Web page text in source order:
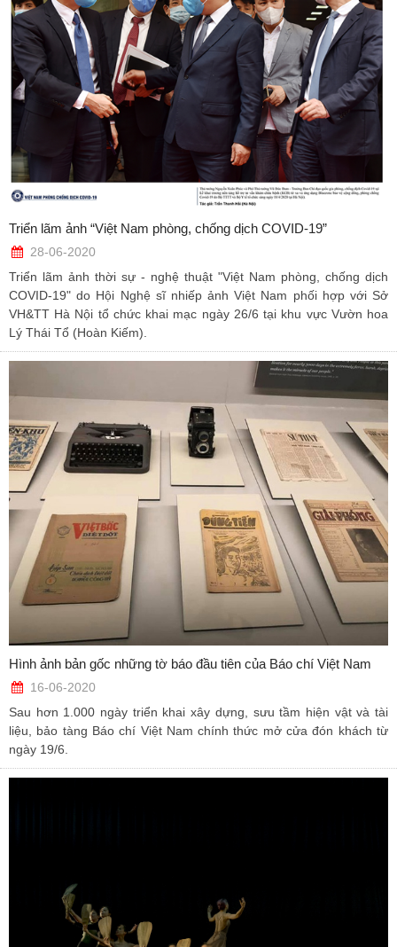
Triển lãm ảnh “Việt Nam phòng, chống dịch COVID-19”
28-06-2020
Triển lãm ảnh thời sự - nghệ thuật "Việt Nam phòng, chống dịch
COVID-19" do Hội Nghệ sĩ nhiếp ảnh Việt Nam phối hợp với Sở
VH&TT Hà Nội tổ chức khai mạc ngày 26/6 tại khu vực Vườn hoa
Lý Thái Tổ (Hoàn Kiếm).
Hình ảnh bản gốc những tờ báo đầu tiên của Báo chí Việt Nam
16-06-2020
Sau hơn 1.000 ngày triển khai xây dựng, sưu tầm hiện vật và tài
liệu, bảo tàng Báo chí Việt Nam chính thức mở cửa đón khách từ
ngày 19/6.